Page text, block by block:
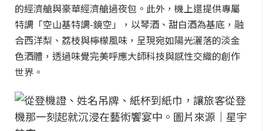
的經濟艙與豪華經濟艙過夜包。此外，機上還提供專屬
特調「空山基特調-鏡空」，以琴酒、甜白酒為基底，融
合西洋梨、荔枝與檸檬風味，呈現宛如陽光灑落的淡金
色酒體，透過味覺完美呼應大師科技與感性交織的創作
世界。